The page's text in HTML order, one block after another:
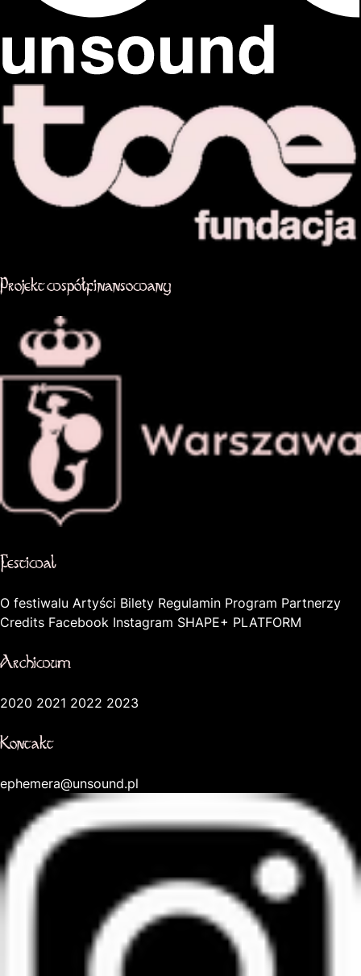
Projekt współfinansowany
Festiwal
O festiwalu Artyści Bilety Regulamin Program Partnerzy
Credits Facebook Instagram SHAPE+ PLATFORM
Archiwum
2020 2021 2022 2023
Kontakt
ephemera@unsound.pl